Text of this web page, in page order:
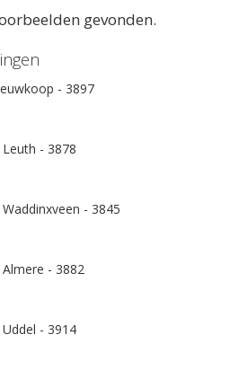
gevonden.
- 3897
- 3878
- 3845
- 3882
- 3914